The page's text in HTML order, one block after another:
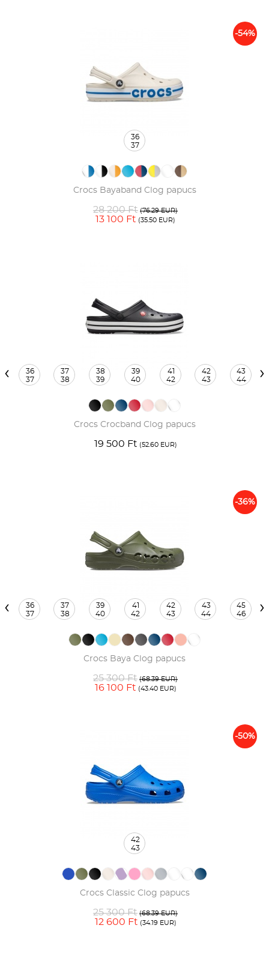
-54%
Crocs Bayaband Clog papucs
28 200 Ft (76.29 EUR)
13 100 Ft (35.50 EUR)
36
37
Crocs Crocband Clog papucs
19 500 Ft (52.60 EUR)
36
37
37
38
38
39
39
40
41
42
42
43
43
44
‹ ›
-36%
Crocs Baya Clog papucs
25 300 Ft (68.39 EUR)
16 100 Ft (43.40 EUR)
36
37
37
38
39
40
41
42
42
43
43
44
45
46
‹ ›
-50%
Crocs Classic Clog papucs
25 300 Ft (68.39 EUR)
12 600 Ft (34.19 EUR)
42
43